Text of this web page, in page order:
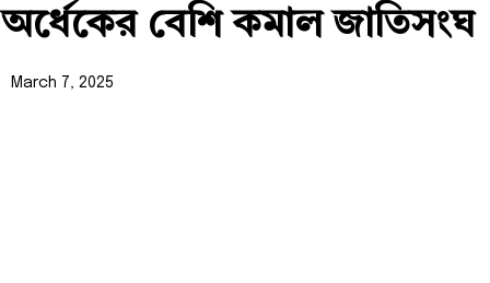
অর্ধেকের বেশি কমাল জাতিসংঘ
March 7, 2025